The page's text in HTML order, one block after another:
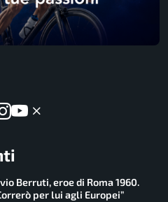
Berruti, eroe di Roma 1960.
per lui agli Europei”